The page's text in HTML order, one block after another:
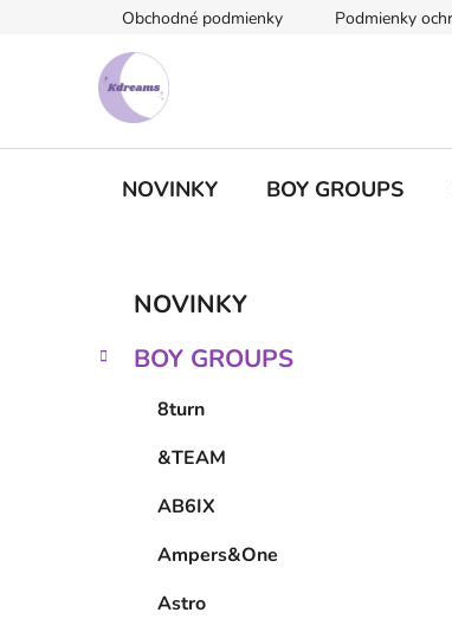
Obchodné podmienky Podmienky
NOVINKY BOY GROUPS
č
Preskočiť
kategórie
e
NOVINKY
BOY GROUPS
8turn
&TEAM
AB6IX
Ampers&One
Astro